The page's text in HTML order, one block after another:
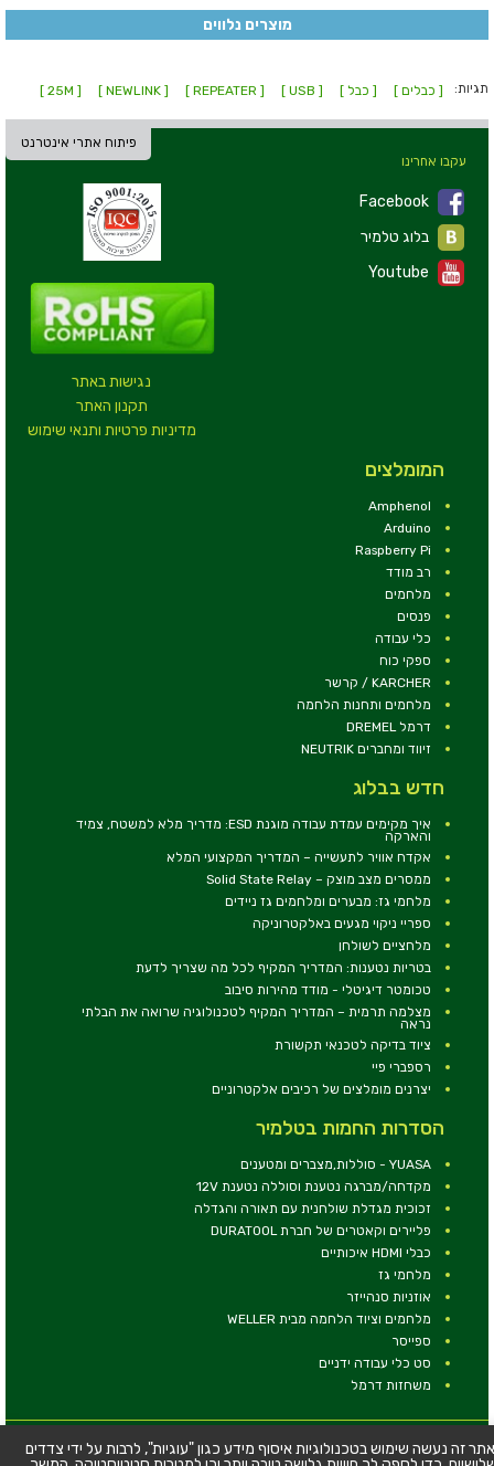
מוצרים נלווים
תגיות: [ כבלים ] [ כבל ] [ USB ]
[ REPEATER ]
[ NEWLINK ]
[ 25M ]
פיתוח אתרי אינטרנט
נגישות באתר
תקנון האתר
מדיניות פרטיות ותנאי שימוש
עקבו אחרינו
Facebook
Youtube
המומלצים
Amphenol
Arduino
Raspberry Pi
רב מודד
מלחמים
פנסים
כלי עבודה
ספקי כוח
KARCHER / קרשר
מלחמים ותחנות הלחמה
דרמל DREMEL
זיווד ומחברים NEUTRIK
חדש בבלוג
איך מקימים עמדת עבודה מוגנת ESD: מדריך מלא למשטח, צמיד
והארקה
אקדח אוויר לתעשייה – המדריך המקצועי המלא
ממסרים מצב מוצק – Solid State Relay
מלחמי גז: מבערים ומלחמים גז ניידים
ספריי ניקוי מגעים באלקטרוניקה
מלחציים לשולחן
בטריות נטענות: המדריך המקיף לכל מה שצריך לדעת
טכומטר דיגיטלי - מודד מהירות סיבוב
מצלמה תרמית – המדריך המקיף לטכנולוגיה שרואה את הבלתי
נראה
ציוד בדיקה לטכנאי תקשורת
רספברי פיי
יצרנים מומלצים של רכיבים אלקטרוניים
הסדרות החמות בטלמיר
YUASA - סוללות,מצברים ומטענים
מקדחה/מברגה נטענת וסוללה נטענת 12V
זכוכית מגדלת שולחנית עם תאורה והגדלה
פליירים וקאטרים של חברת DURATOOL
כבלי HDMI איכותיים
מלחמי גז
אוזניות סנהייזר
מלחמים וציוד הלחמה מבית WELLER
ספייסר
סט כלי עבודה ידניים
משחזות דרמל
© כל הזכויות שמורות - טלמיר אלקטרוניקה בע''מ
זה נעשה שימוש בטכנולוגיות איסוף מידע כגון "עוגיות", לרבות על ידי צדדים